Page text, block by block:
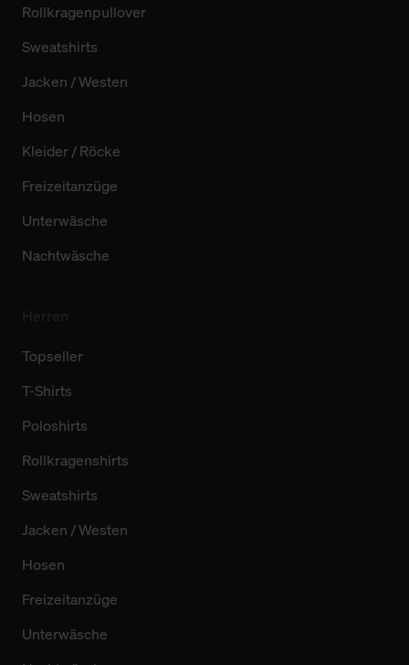
Rollkragenpullover
Sweatshirts
Jacken / Westen
Hosen
Kleider / Röcke
Freizeitanzüge
Unterwäsche
Nachtwäsche
Topseller
T-Shirts
Poloshirts
Rollkragenshirts
Sweatshirts
Jacken / Westen
Hosen
Freizeitanzüge
Unterwäsche